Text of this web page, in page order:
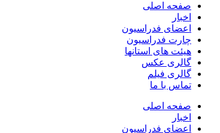
صفحه اصلی
اخبار
اعضای فدراسیون
چارت فدراسیون
هیئت های استانها
گالری عکس
گالری فیلم
تماس با ما
صفحه اصلی
اخبار
اعضای فدراسیون